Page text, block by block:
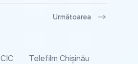
Următoarea
CIC
Telefilm Chișinău